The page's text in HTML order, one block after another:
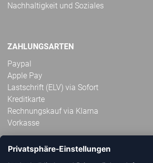
Nachhaltigkeit und Soziales
ZAHLUNGSARTEN
Paypal
Apple Pay
Lastschrift (ELV) via Sofort
Kreditkarte
Rechnungskauf via Klarna
Vorkasse
ABONNIERE JETZT DEN KOSTENLOSEN